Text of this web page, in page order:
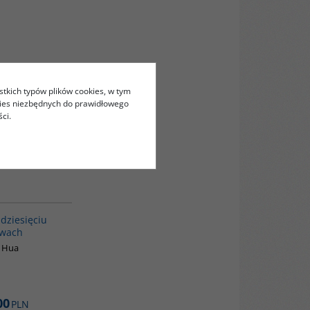
PLN
typów plików cookies, w tym
niezbędnych do prawidłowego